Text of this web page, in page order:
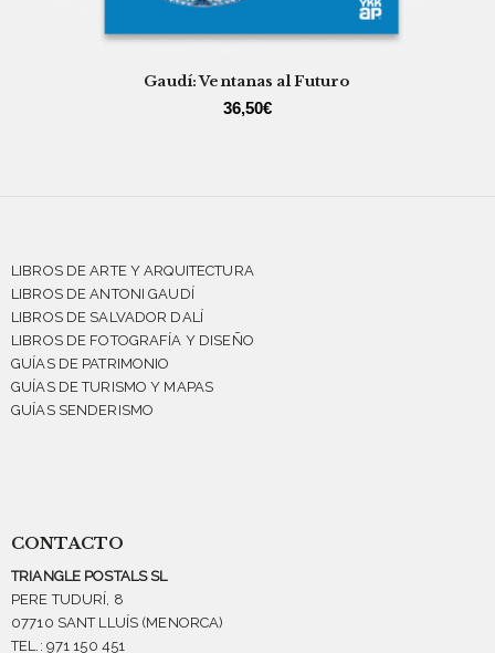
Gaudí: Ventanas al Futuro
36,50€
LIBROS DE ARTE Y ARQUITECTURA
LIBROS DE ANTONI GAUDÍ
LIBROS DE SALVADOR DALÍ
LIBROS DE FOTOGRAFÍA Y DISEÑO
GUÍAS DE PATRIMONIO
GUÍAS DE TURISMO Y MAPAS
GUÍAS SENDERISMO
CONTACTO
TRIANGLE POSTALS SL
PERE TUDURÍ, 8
07710 SANT LLUÍS (MENORCA)
TEL.: 971 150 451